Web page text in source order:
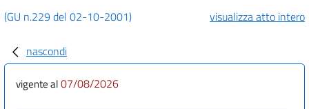
(GU n.229 del 02-10-2001) visualizza atto intero
nascondi
vigente al07/08/2026